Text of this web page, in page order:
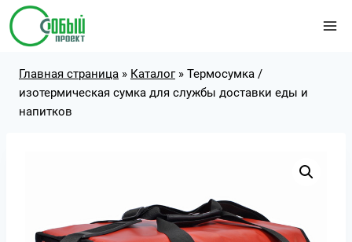
Перейти
содержимому
Главная страница » Каталог» Термосумка /
изотермическая сумка для службы доставки еды и
напитков